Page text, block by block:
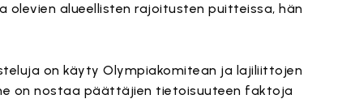
alueellisten rajoitusten puitteissa, hän
on käyty Olympiakomitean ja lajiliittojen
on nostaa päättäjien tietoisuuteen faktoja